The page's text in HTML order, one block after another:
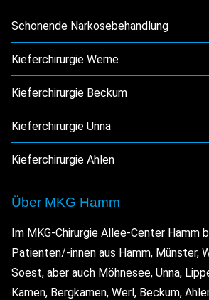
Schonende Narkosebehandlung
Kieferchirurgie Werne
Kieferchirurgie Beckum
Kieferchirurgie Unna
Kieferchirurgie Ahlen
Über MKG Hamm
Im MKG-Chirurgie Allee-Center Hamm
Patienten/-innen aus Hamm, Münster,
Soest, aber auch Möhnesee, Unna,
Kamen, Bergkamen, Werl, Beckum,